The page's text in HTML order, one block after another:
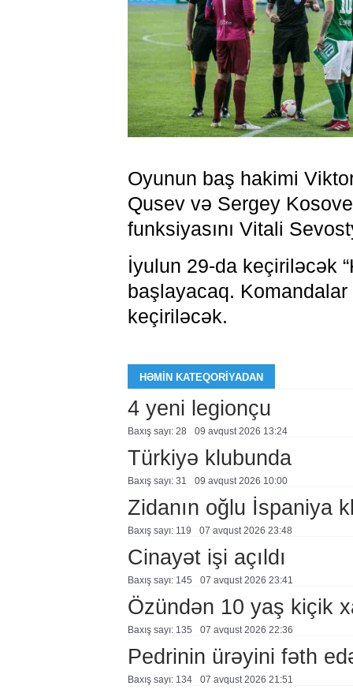
Oyunun baş hakimi
Qusev və Sergey
funksiyasını Vitali
İyulun 29-da keçiriləcək
başlayacaq.
keçiriləcək.
HƏMIN KATEQORIYADAN
4 yeni legionçu
Baxış sayı: 28 09 avqust 2026 13:24
Türkiyə klubunda
Baxış sayı: 31 09 avqust 2026 10:00
Zidanın oğlu İspaniya
Baxış sayı: 119 07 avqust 2026 23:48
Cinayət işi açıldı
Baxış sayı: 145 07 avqust 2026 23:41
Özündən 10 yaş kiçik
Baxış sayı: 135 07 avqust 2026 22:36
Pedrinin ürəyini fəth
Baxış sayı: 134 07 avqust 2026 21:51